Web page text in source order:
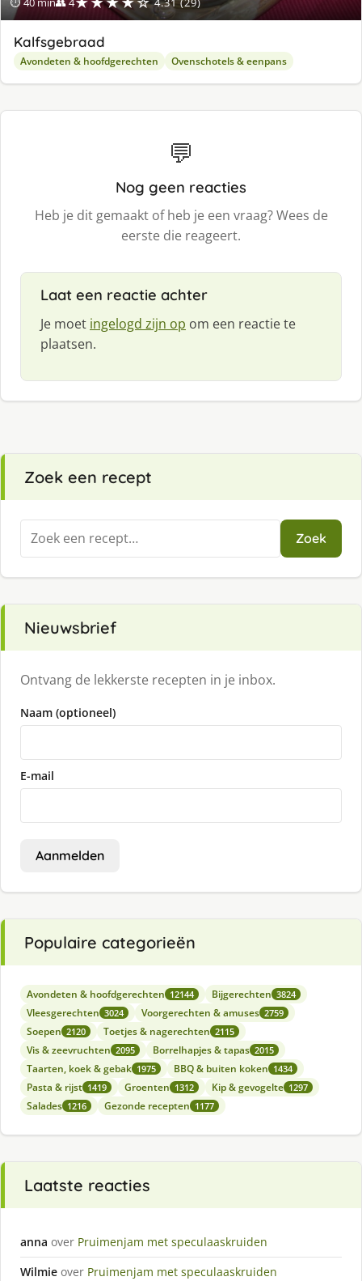
Kalfsgebraad
Avondeten & hoofdgerechten Ovenschotels & eenpans
💬
Nog geen reacties
Heb je dit gemaakt of heb je een vraag? Wees de
eerste die reageert.
Laat een reactie achter
Je moet ingelogd zijn op om een reactie te
plaatsen.
Zoek een recept
Zoeken
naar:
Zoek
Nieuwsbrief
Ontvang de lekkerste recepten in je inbox.
Naam (optioneel)
E-mail
Aanmelden
Populaire categorieën
Avondeten & hoofdgerechten 12144 Bijgerechten 3824
Vleesgerechten 3024 Voorgerechten & amuses 2759
Soepen 2120 Toetjes & nagerechten 2115
Vis & zeevruchten 2095 Borrelhapjes & tapas 2015
Taarten, koek & gebak 1975 BBQ & buiten koken 1434
Pasta & rijst 1419 Groenten 1312 Kip & gevogelte 1297
Salades 1216 Gezonde recepten 1177
Laatste reacties
anna over Pruimenjam met speculaaskruiden
Wilmie over Pruimenjam met speculaaskruiden